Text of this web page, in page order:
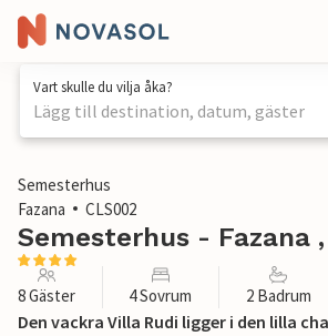
Vart skulle du vilja åka?
Lägg till destination, datum, gäster
1 / 57
Semesterhus
Fazana
CLS002
Semesterhus - Fazana
8 Gäster 4 Sovrum 2 Badrum
Den vackra Villa Rudi ligger i den lilla